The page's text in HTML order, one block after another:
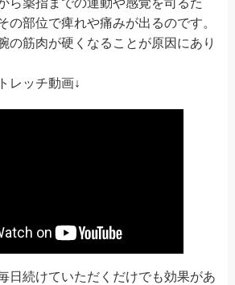
ら薬指までの運動や感覚を司るた
の部位で痺れや痛みが出るのです。
の筋肉が硬くなることが原因にあり
レッチ動画↓
日続けていただくだけでも効果があ